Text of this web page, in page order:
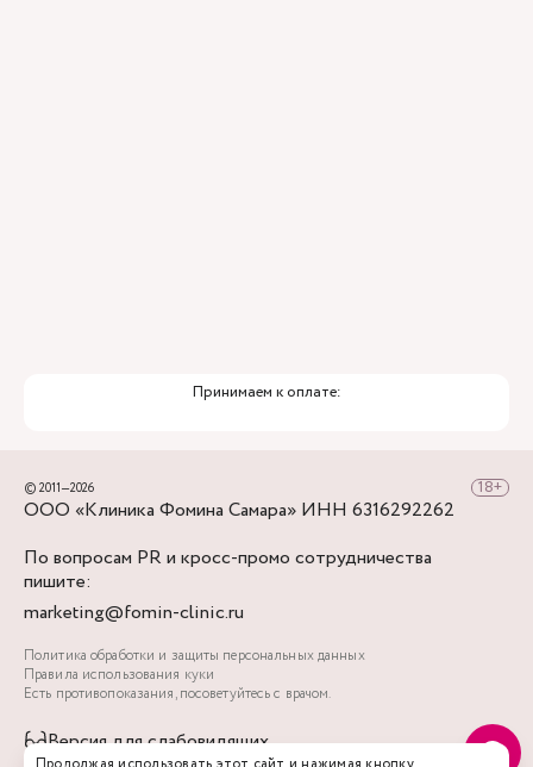
Принимаем к оплате:
© 2011—2026
ООО «Клиника Фомина Самара» ИНН 6316292262
По вопросам PR и кросс-промо сотрудничества
пишите:
marketing@fomin-clinic.ru
Политика обработки и защиты персональных данных
Правила использования куки
Есть противопоказания, посоветуйтесь с врачом.
Версия для слабовидящих